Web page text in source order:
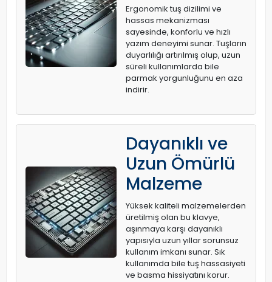
Ergonomik tuş dizilimi ve
hassas mekanizması
sayesinde, konforlu ve hızlı
yazım deneyimi sunar. Tuşların
duyarlılığı artırılmış olup, uzun
süreli kullanımlarda bile
parmak yorgunluğunu en aza
indirir.
Dayanıklı ve
Uzun Ömürlü
Malzeme
Yüksek kaliteli malzemelerden
üretilmiş olan bu klavye,
aşınmaya karşı dayanıklı
yapısıyla uzun yıllar sorunsuz
kullanım imkanı sunar. Sık
kullanımda bile tuş hassasiyeti
ve basma hissiyatını korur.